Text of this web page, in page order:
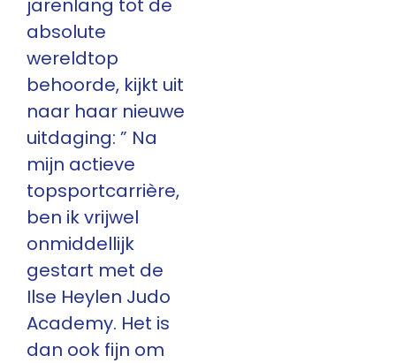
jarenlang tot de
absolute
wereldtop
behoorde, kijkt uit
naar haar nieuwe
uitdaging: ” Na
mijn actieve
topsportcarrière,
ben ik vrijwel
onmiddellijk
gestart met de
Ilse Heylen Judo
Academy. Het is
dan ook fijn om